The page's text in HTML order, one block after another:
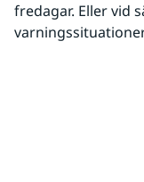
fredagar. Eller vid